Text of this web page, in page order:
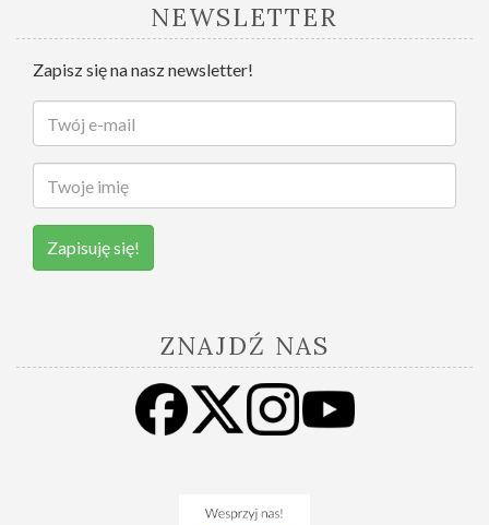
NEWSLETTER
Zapisz się na nasz newsletter!
Zapisuję się!
ZNAJDŹ NAS